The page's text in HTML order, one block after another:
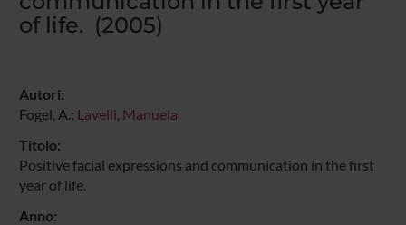
of life. (2005)
Autori:
Fogel, A.; Lavelli, Manuela
Titolo:
Positive facial expressions and communication in the first
year of life.
Anno: